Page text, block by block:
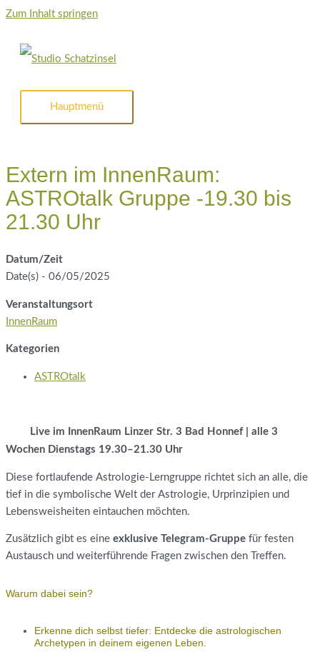
Zum Inhalt springen
Hauptmenü
Extern im InnenRaum:
ASTROtalk Gruppe -19.30 bis
21.30 Uhr
Datum/Zeit
Date(s) - 06/05/2025
Veranstaltungsort
InnenRaum
Kategorien
ASTROtalk
Live im InnenRaum Linzer Str. 3 Bad Honnef | alle 3
Wochen Dienstags 19.30–21.30 Uhr
Diese fortlaufende Astrologie-Lerngruppe richtet sich an alle, die
tief in die symbolische Welt der Astrologie, Urprinzipien und
Lebensweisheiten eintauchen möchten.
Zusätzlich gibt es eine exklusive Telegram-Gruppe für festen
Austausch und weiterführende Fragen zwischen den Treffen.
Warum dabei sein?
Erkenne dich selbst tiefer: Entdecke die astrologischen
Archetypen in deinem eigenen Leben.